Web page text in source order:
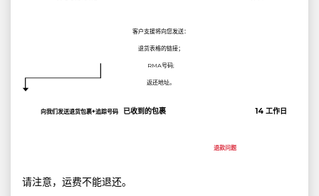
客户支援将向您发送：
退货表格的链接；
RMA号码;
返还地址。
向我们发送退货包裹+追踪号码 已收到的包裹 14 工作日
退款问题
请注意，运费不能退还。